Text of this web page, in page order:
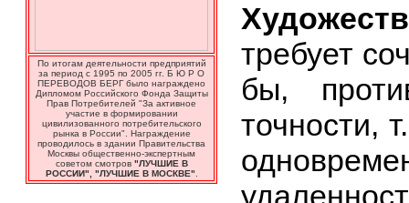
По итогам деятельности предприятий
за период с 1995 по 2005 гг. Б Ю Р О
ПЕРЕВОДОВ БЕРГ было награждено
Дипломом Российского Фонда Защиты
Прав Потребителей "За активное
участие в формировании
цивилизованного потребительского
рынка в России". Награждение
проводилось в здании Правительства
Москвы общественно-экспертным
советом смотров "ЛУЧШИЕ В
РОССИИ", "ЛУЧШИЕ В МОСКВЕ"
требует
бы,
точности,